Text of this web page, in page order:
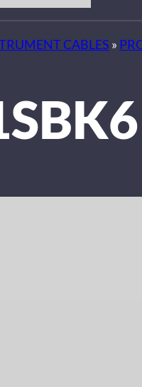
CABLES »